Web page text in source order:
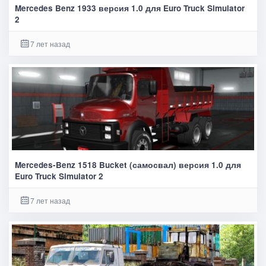
Mercedes Benz 1933 версия 1.0 для Euro Truck Simulator
2
7 лет назад
Mercedes-Benz 1518 Bucket (самосвал) версия 1.0 для
Euro Truck Simulator 2
7 лет назад